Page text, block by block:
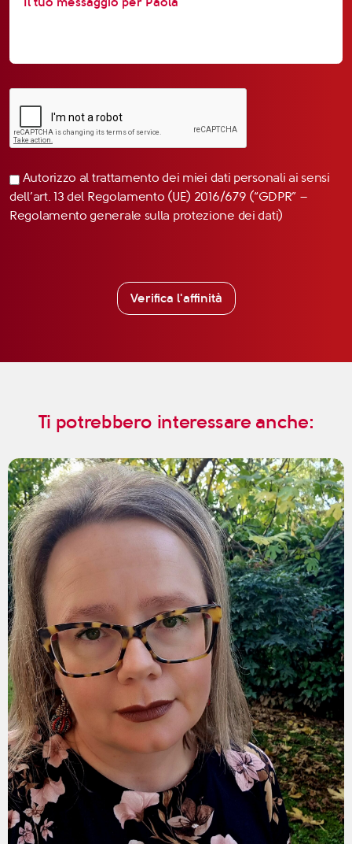
Autorizzo al trattamento dei miei dati personali ai sensi
dell’art. 13 del Regolamento (UE) 2016/679 (“GDPR” –
Regolamento generale sulla protezione dei dati)
Verifica l'affinità
Ti potrebbero interessare anche: